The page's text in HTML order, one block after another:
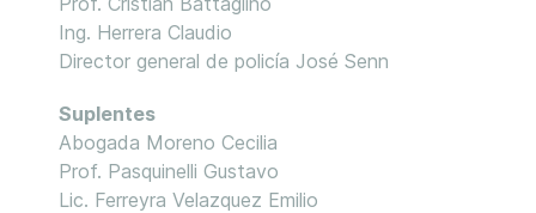
Ing. Herrera Claudio
Director general de policía José Senn
Suplentes
Abogada Moreno Cecilia
Prof. Pasquinelli Gustavo
Lic. Ferreyra Velazquez Emilio